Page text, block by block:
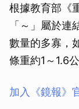
根據教育部《
「～」屬於
數量的多寡，
條重約1～1.6公
加入《鏡報》